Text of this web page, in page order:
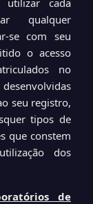
cada
qualquer
se com seu
o acesso
no
seu registro,
tipos de
que constem
dos
de